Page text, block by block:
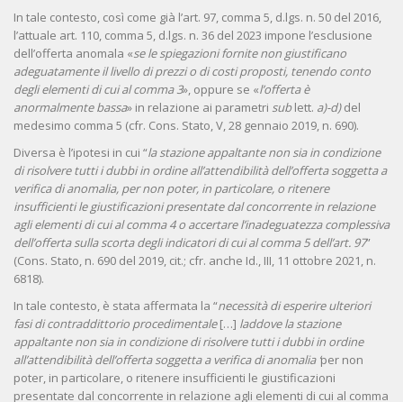
In tale contesto, così come già l’art. 97, comma 5, d.lgs. n. 50 del 2016,
l’attuale art. 110, comma 5, d.lgs. n. 36 del 2023 impone l’esclusione
dell’offerta anomala «se le spiegazioni fornite non giustificano
adeguatamente il livello di prezzi o di costi proposti, tenendo conto
degli elementi di cui al comma 3», oppure se «l’offerta è
anormalmente bassa» in relazione ai parametri sublett. a)-d)del
medesimo comma 5 (cfr. Cons. Stato, V, 28 gennaio 2019, n. 690).
Diversa è l’ipotesi in cui “la stazione appaltante non sia in condizione
di risolvere tutti i dubbi in ordine all’attendibilità dell’offerta soggetta a
verifica di anomalia, per non poter, in particolare, o ritenere
insufficienti le giustificazioni presentate dal concorrente in relazione
agli elementi di cui al comma 4 o accertare l’inadeguatezza complessiva
dell’offerta sulla scorta degli indicatori di cui al comma 5 dell’art. 97”
(Cons. Stato, n. 690 del 2019, cit.; cfr. anche Id., III, 11 ottobre 2021, n.
6818).
In tale contesto, è stata affermata la “necessità di esperire ulteriori
fasi di contraddittorio procedimentale[…] laddove la stazione
appaltante non sia in condizione di risolvere tutti i dubbi in ordine
all’attendibilità dell’offerta soggetta a verifica di anomalia ‘ per non
poter, in particolare, o ritenere insufficienti le giustificazioni
presentate dal concorrente in relazione agli elementi di cui al comma